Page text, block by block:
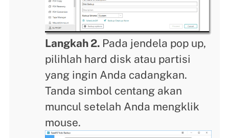
Langkah 2. Pada jendela pop up,
pilihlah hard disk atau partisi
yang ingin Anda cadangkan.
Tanda simbol centang akan
muncul setelah Anda mengklik
mouse.